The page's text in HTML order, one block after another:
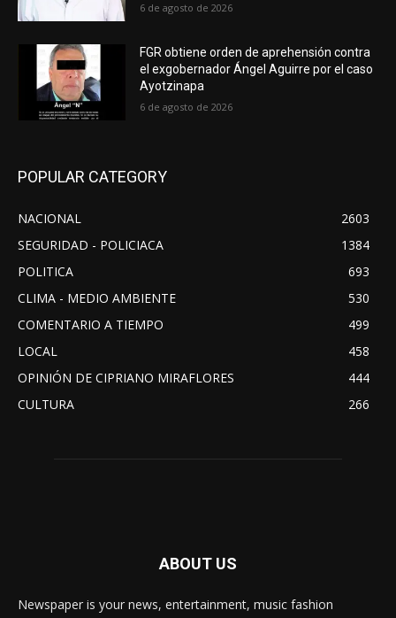
6 de agosto de 2026
FGR obtiene orden de aprehensión contra
el exgobernador Ángel Aguirre por el caso
Ayotzinapa
6 de agosto de 2026
POPULAR CATEGORY
NACIONAL
2603
SEGURIDAD - POLICIACA
1384
POLITICA
693
CLIMA - MEDIO AMBIENTE
530
COMENTARIO A TIEMPO
499
LOCAL
458
OPINIÓN DE CIPRIANO MIRAFLORES
444
CULTURA
266
ABOUT US
Newspaper is your news, entertainment, music fashion